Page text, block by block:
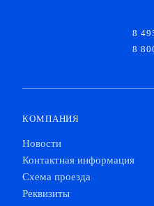
8
8
КОМПАНИЯ
Новости
Контактная информация
Схема проезда
Реквизиты